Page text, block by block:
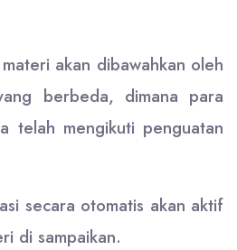
akan dibawahkan oleh
berbeda, dimana para
telah mengikuti penguatan
secara otomatis akan aktif
di sampaikan.